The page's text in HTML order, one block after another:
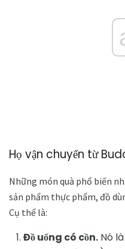
Họ vận chuyển từ
Những món quà phổ biến
sản phẩm thực phẩm, đồ
Cụ thể là:
Đồ uống có cồn. Nó